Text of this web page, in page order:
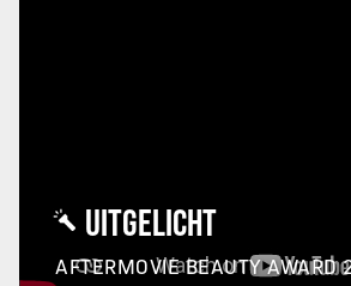
UITGELICHT
AFTERMOVIE BEAUTY AWARD